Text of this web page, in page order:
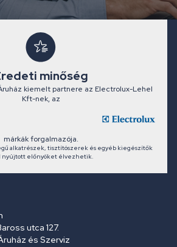
minőség
kiemelt partnere az Electrolux-Lehel
Kft-nek, az
márkák forgalmazója.
alkatrészek, tisztítószerek és egyéb kiegészítők
nyújtott előnyöket élvezhetik.
utca 127.
és Szerviz